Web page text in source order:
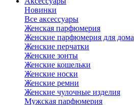
Новинки
Все аксессуары
Женская парфюмерия
Женские парфюмерия для дома
Женские перчатки
Женские зонты
Женские кошельки
Женские носки
Женские ремни
Женские чулочные изделия
Мужская парфюмерия